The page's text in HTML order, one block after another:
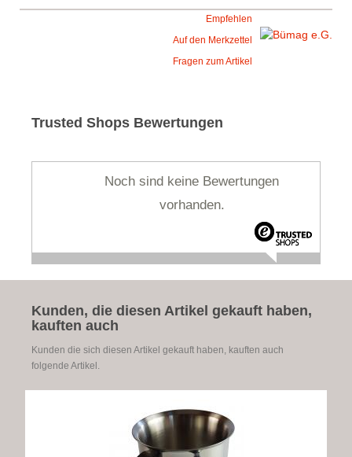
Empfehlen
Auf den Merkzettel
Fragen zum Artikel
Trusted Shops Bewertungen
Noch sind keine Bewertungen
vorhanden.
Kunden, die diesen Artikel gekauft haben,
kauften auch
Kunden die sich diesen Artikel gekauft haben, kauften auch
folgende Artikel.